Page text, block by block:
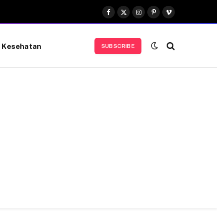
Facebook
X
(Twitter)
Instagram
Pinterest
Vimeo
Kesehatan SUBSCRIBE